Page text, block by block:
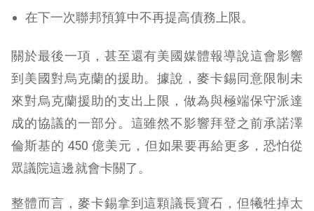
在下一次聯邦預算中不再提高債務上限。
關於最後一項，甚至還有美國媒體報導說這會影響
到美國對烏克蘭的援助。據說，麥卡錫同意限制未
來對烏克蘭援助的支出上限，做為與極端保守派達
成的協議的一部分。這雖然不影響拜登之前承諾澤
倫斯基的 450 億美元，但如果要再給更多，恐怕從
眾議院這邊就會卡關了。
整體而言，麥卡錫拿到這顆議長寶石，但犧牲掉太